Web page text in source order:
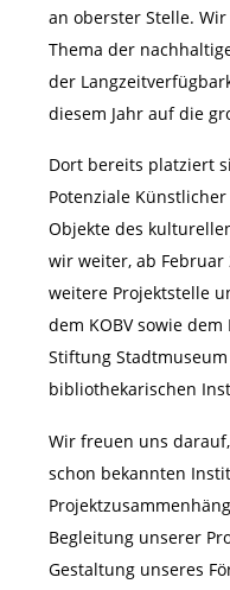
an oberster Stelle.
Thema der
der
diesem Jahr auf die
Dort bereits platziert
Potenziale
Objekte des
wir weiter, ab
weitere Projektstelle
dem KOBV sowie
Stiftung
bibliothekarischen
Wir freuen uns
schon bekannten
Begleitung unserer
Gestaltung unseres